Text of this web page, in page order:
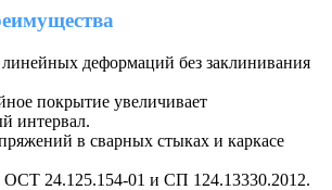
деформаций без заклинивания
покрытие увеличивает
интервал.
в сварных стыках и каркасе
ОСТ 24.125.154-01 и СП 124.13330.2012.